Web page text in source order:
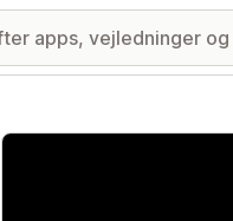
Galleri med udvalgte billeder